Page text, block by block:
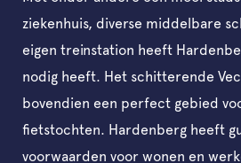
ziekenhuis, diverse middelbare
eigen treinstation heeft
nodig heeft. Het schitterende
bovendien een perfect gebied
fietstochten. Hardenberg heeft
voorwaarden voor wonen en